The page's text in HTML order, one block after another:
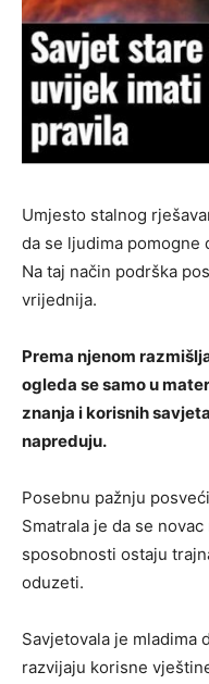
Umjesto stalnog
da se ljudima pomogne
Na taj način podrška
vrijednija.
Prema njenom
ogleda se samo u
znanja i korisnih
napreduju.
Posebnu pažnju
Smatrala je da se
sposobnosti ostaju
oduzeti.
Savjetovala je mladima
razvijaju korisne